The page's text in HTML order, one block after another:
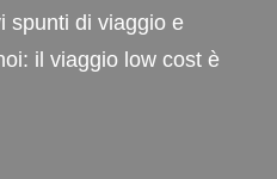
spunti di viaggio e
il viaggio low cost è